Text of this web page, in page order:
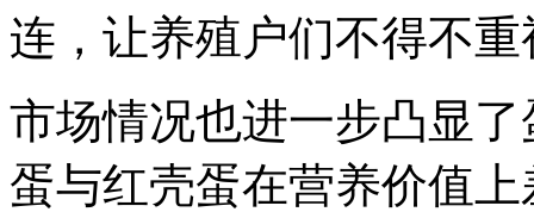
连，让养殖户们不得不
市场情况也进一步凸显
蛋与红壳蛋在营养价值